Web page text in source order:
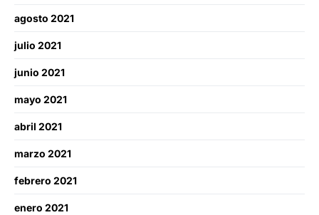
agosto 2021
julio 2021
junio 2021
mayo 2021
abril 2021
marzo 2021
febrero 2021
enero 2021